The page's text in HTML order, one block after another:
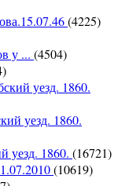
(4225)
у ... (4504)
уезд. 1860.
уезд. 1860.
уезд. 1860. (16721)
(10619)